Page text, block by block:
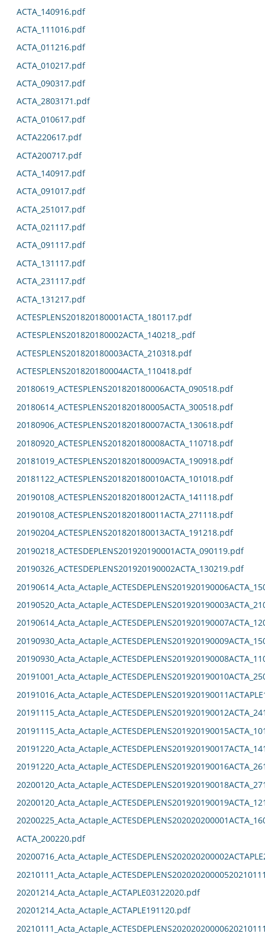
ACTA_140916.pdf
ACTA_111016.pdf
ACTA_011216.pdf
ACTA_010217.pdf
ACTA_090317.pdf
ACTA_2803171.pdf
ACTA_010617.pdf
ACTA220617.pdf
ACTA200717.pdf
ACTA_140917.pdf
ACTA_091017.pdf
ACTA_251017.pdf
ACTA_021117.pdf
ACTA_091117.pdf
ACTA_131117.pdf
ACTA_231117.pdf
ACTA_131217.pdf
ACTESPLENS201820180001ACTA_180117.pdf
ACTESPLENS201820180002ACTA_140218_.pdf
ACTESPLENS201820180003ACTA_210318.pdf
ACTESPLENS201820180004ACTA_110418.pdf
20180619_ACTESPLENS201820180006ACTA_090518.pdf
20180614_ACTESPLENS201820180005ACTA_300518.pdf
20180906_ACTESPLENS201820180007ACTA_130618.pdf
20180920_ACTESPLENS201820180008ACTA_110718.pdf
20181019_ACTESPLENS201820180009ACTA_190918.pdf
20181122_ACTESPLENS201820180010ACTA_101018.pdf
20190108_ACTESPLENS201820180012ACTA_141118.pdf
20190108_ACTESPLENS201820180011ACTA_271118.pdf
20190204_ACTESPLENS201820180013ACTA_191218.pdf
20190218_ACTESDEPLENS201920190001ACTA_090119.pdf
20190326_ACTESDEPLENS201920190002ACTA_130219.pdf
ACTA_200220.pdf
20201214_Acta_Actaple_ACTAPLE03122020.pdf
20201214_Acta_Actaple_ACTAPLE191120.pdf